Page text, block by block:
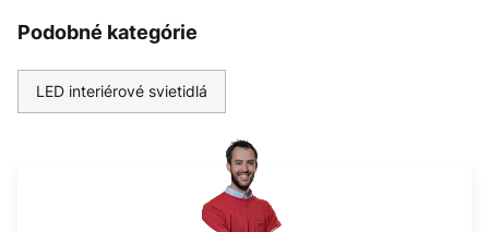
Podobné kategórie
LED interiérové svietidlá